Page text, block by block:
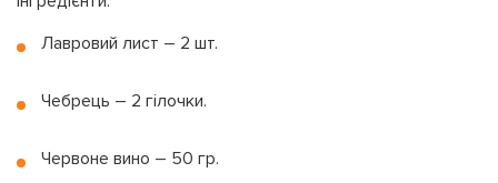
Лавровий лист – 2 шт.
Чебрець – 2 гілочки.
Червоне вино – 50 гр.